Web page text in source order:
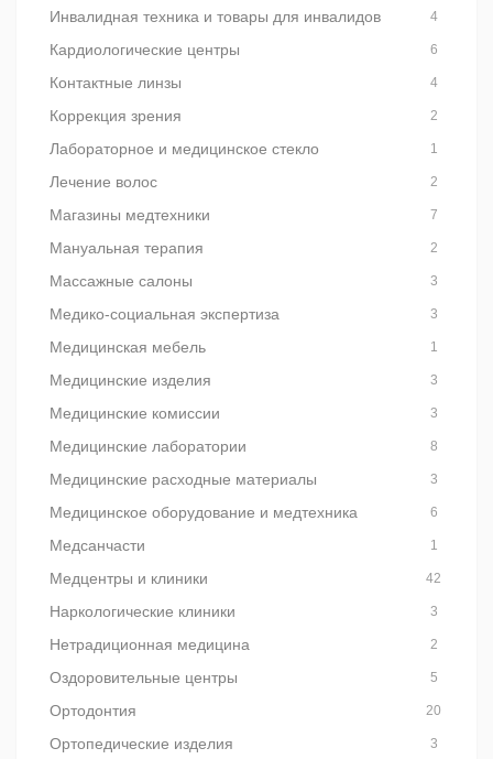
Инвалидная техника и товары для инвалидов 4
Кардиологические центры 6
Контактные линзы 4
Коррекция зрения 2
Лабораторное и медицинское стекло 1
Лечение волос 2
Магазины медтехники 7
Мануальная терапия 2
Массажные салоны 3
Медико-социальная экспертиза 3
Медицинская мебель 1
Медицинские изделия 3
Медицинские комиссии 3
Медицинские лаборатории 8
Медицинские расходные материалы 3
Медицинское оборудование и медтехника 6
Медсанчасти 1
Медцентры и клиники 42
Наркологические клиники 3
Нетрадиционная медицина 2
Оздоровительные центры 5
Ортодонтия 20
Ортопедические изделия 3